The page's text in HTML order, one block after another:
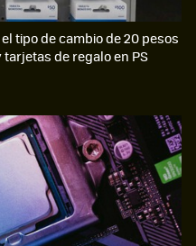
tipo de cambio de 20 pesos
de regalo en PS